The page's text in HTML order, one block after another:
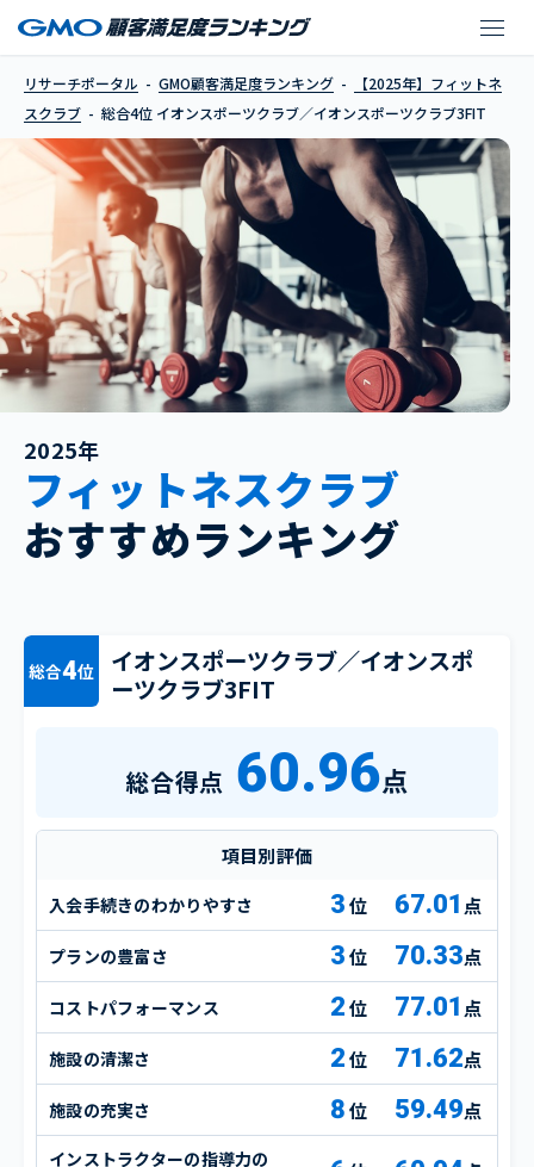
イオンスポーツクラ
リサーチポータル GMO顧客満足度ランキング
【2025年】フィットネ
スクラブ
総合4位 イオンスポーツクラブ／イオンスポーツクラブ3FIT
2025年
フィットネスクラブ
おすすめランキング
総合4位
イオンスポーツクラブ／イオンスポ
ーツクラブ3FIT
総合得点 60.96点
項目別評価
入会手続きのわかりやすさ 3 67.01 点
プランの豊富さ 3 70.33点
コストパフォーマンス 2 77.01 点
施設の清潔さ 2 71.62点
施設の充実さ 8 59.49点
インストラクターの指導力の